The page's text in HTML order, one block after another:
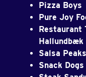
Pizza Boys
Pure Joy
Restaurant
Hallundbæk
Salsa Peaks
Snack Dogs